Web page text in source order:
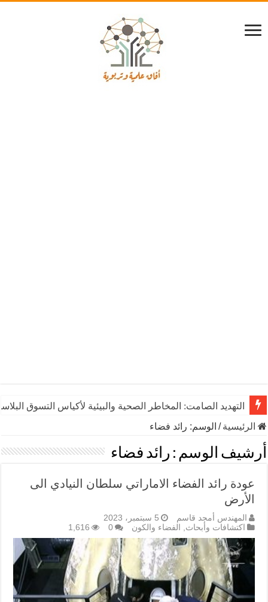
التهديد الصامت: المخاطر الصحية والبيئية لأكياس التسوق
الرئيسية/ الوسم: رائد فضاء
أرشيف الوسم : رائد فضاء
عودة رائد الفضاء الاماراتي سلطان النيادي الى
الأرض
المهندس أمجد قاسم
5 سبتمبر، 2023
اكتشافات وأبحاث, الفضاء والكون 0
1,616